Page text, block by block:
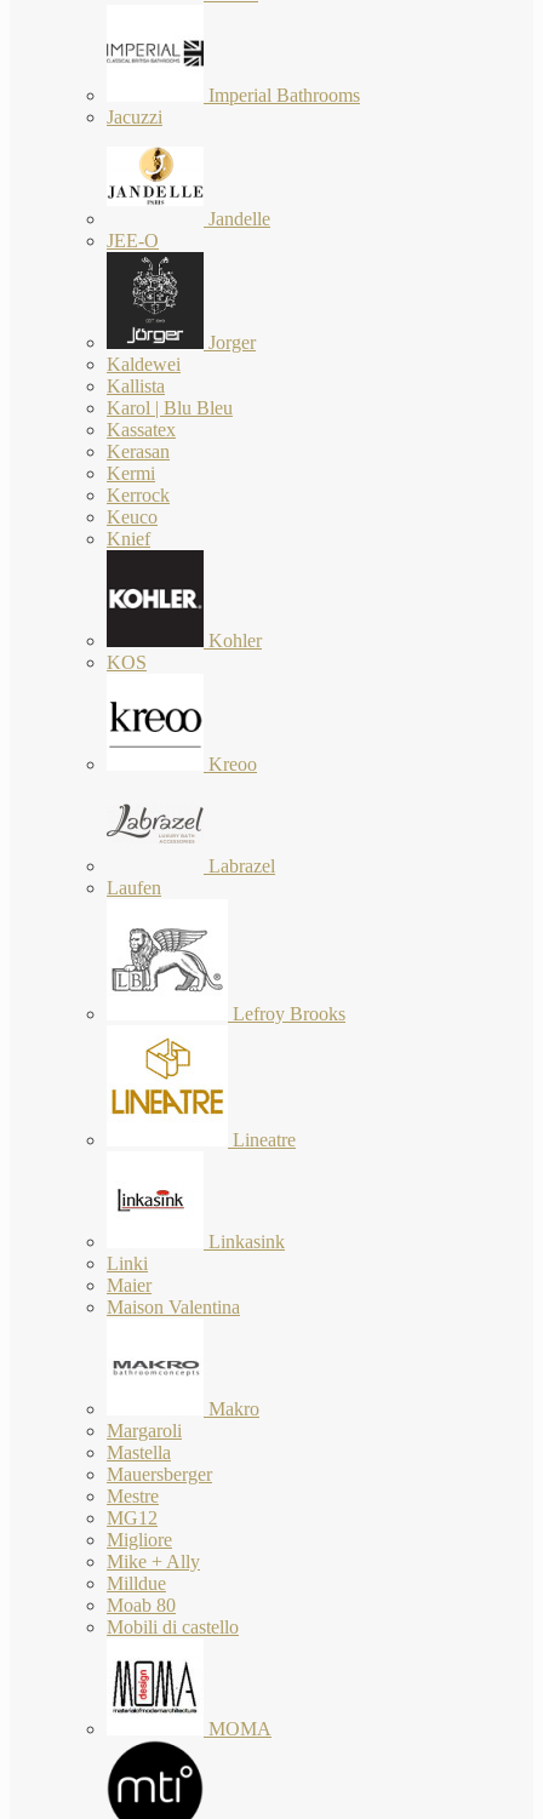
Imperial Bathrooms
Jacuzzi
Jandelle
JEE-O
Jorger
Kaldewei
Kallista
Karol | Blu Bleu
Kassatex
Kerasan
Kermi
Kerrock
Keuco
Knief
Kohler
KOS
Kreoo
Labrazel
Laufen
Lefroy Brooks
Lineatre
Linkasink
Linki
Maier
Maison Valentina
Makro
Margaroli
Mastella
Mauersberger
Mestre
MG12
Migliore
Mike + Ally
Milldue
Moab 80
Mobili di castello
MOMA